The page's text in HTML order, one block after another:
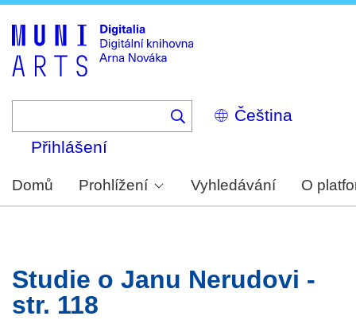
Select
your
Přihlášení
Domů Prohlížení Vyhledávání O
Studie o Janu Nerudovi -
str. 118